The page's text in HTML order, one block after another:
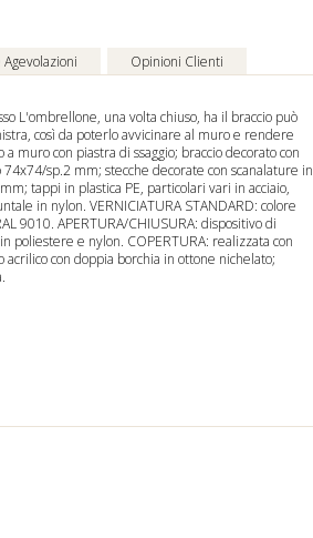
Agevolazioni Opinioni Clienti
L'ombrellone, una volta chiuso, ha il braccio può
così da poterlo avvicinare al muro e rendere
muro con piastra di fissaggio; braccio decorato con
sp.2 mm; stecche decorate con scanalature in
tappi in plastica PE, particolari vari in acciaio,
in nylon. VERNICIATURA STANDARD: colore
9010. APERTURA/CHIUSURA: dispositivo di
poliestere e nylon. COPERTURA: realizzata con
con doppia borchia in ottone nichelato;